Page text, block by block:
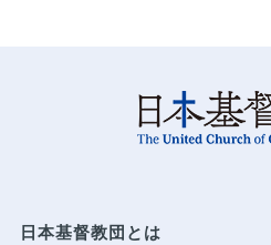
日本基督教団とは